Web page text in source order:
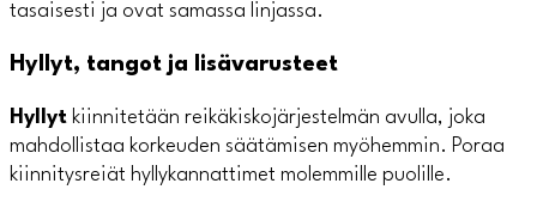
tasaisesti ja ovat samassa linjassa.
Hyllyt, tangot ja lisävarusteet
Hyllyt kiinnitetään reikäkiskojärjestelmän avulla, joka
mahdollistaa korkeuden säätämisen myöhemmin. Poraa
kiinnitysreiät hyllykannattimet molemmille puolille.